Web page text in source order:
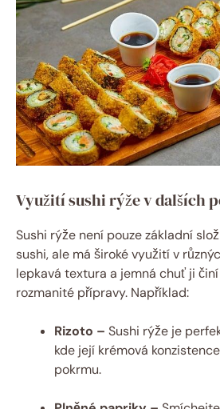
Využití sushi rýže v dalších
Sushi rýže není pouze základní
sushi, ale má široké využití v
lepkavá textura a jemná chuť ji
rozmanité přípravy. Například:
Rizoto – Sushi rýže je
kde její krémová
pokrmu.